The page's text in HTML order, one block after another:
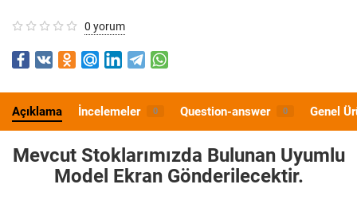
0 yorum
Açıklama İncelemeler 0 Question-answer 0 Genel
Mevcut Stoklarımızda Bulunan Uyumlu
Model Ekran Gönderilecektir.